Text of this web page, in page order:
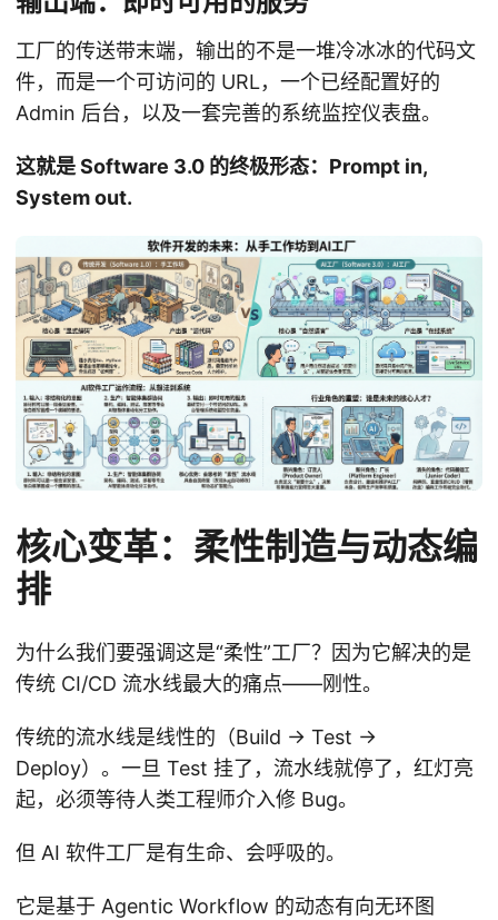
工厂的传送带末端，输出的不是一堆冷冰冰的代码文
件，而是一个可访问的 URL，一个已经配置好的
Admin 后台，以及一套完善的系统监控仪表盘。
这就是 Software 3.0 的终极形态：Prompt in,
System out.
核心变革：柔性制造与动态编
排
为什么我们要强调这是“柔性”工厂？因为它解决的是
传统 CI/CD 流水线最大的痛点——刚性。
传统的流水线是线性的（Build -> Test ->
Deploy）。一旦 Test 挂了，流水线就停了，红灯亮
起，必须等待人类工程师介入修 Bug。
但 AI 软件工厂是有生命、会呼吸的。
它是基于 Agentic Workflow 的动态有向无环图